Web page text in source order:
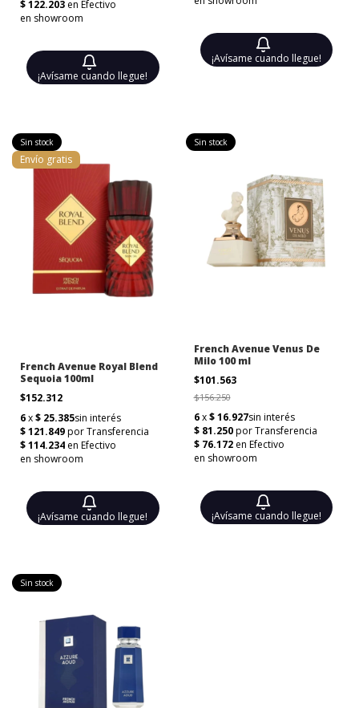
¡Avísame cuando llegue!
¡Avísame cuando llegue!
Sin stock
Envío gratis
French Avenue Royal Blend
Sequoia 100ml
$152.312
¡Avísame cuando llegue!
Sin stock
French Avenue Venus De
Milo 100 ml
$101.563
$156.250
¡Avísame cuando llegue!
Sin stock